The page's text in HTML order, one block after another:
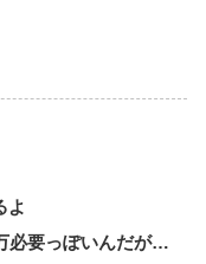
よ
必要っぽいんだが…